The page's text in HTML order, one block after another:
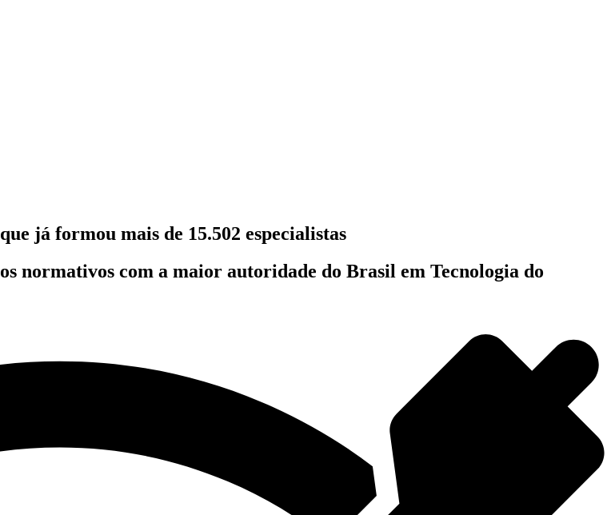
já formou mais de 15.502 especialistas
normativos com a maior autoridade do Brasil em Tecnologia do